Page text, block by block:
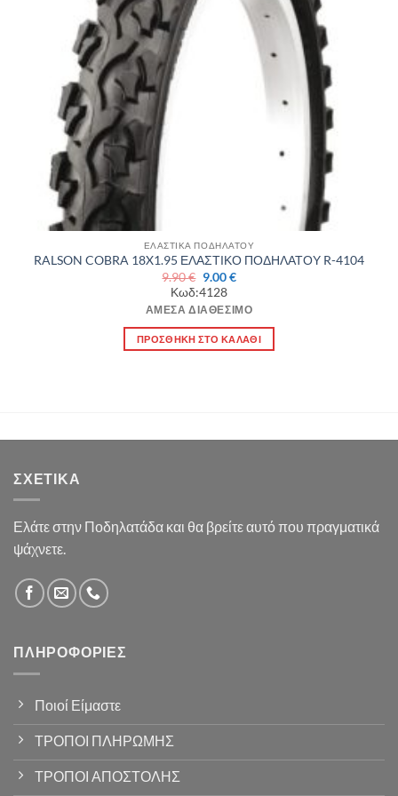
ΕΛΑΣΤΙΚΑ ΠΟΔΗΛΑΤΟΥ
RALSON COBRA 18X1.95 ΕΛΑΣΤΙΚΟ ΠΟΔΗΛΑΤΟΥ R-4104
9.90€ Original
price
was:
9.90 €.
9.00€Η
είναι:
Κωδ:4128
ΆΜΕΣΑ ΔΙΑΘΈΣΙΜΟ
ΠΡΟΣΘΉΚΗ ΣΤΟ ΚΑΛΆΘΙ
ΣΧΕΤΙΚΆ
Ελάτε στην Ποδηλατάδα και θα βρείτε αυτό που πραγματικά
ψάχνετε.
ΠΛΗΡΟΦΟΡΊΕΣ
Ποιοί Είμαστε
ΤΡΟΠΟΙ ΠΛΗΡΩΜΗΣ
ΤΡΟΠΟΙ ΑΠΟΣΤΟΛΗΣ